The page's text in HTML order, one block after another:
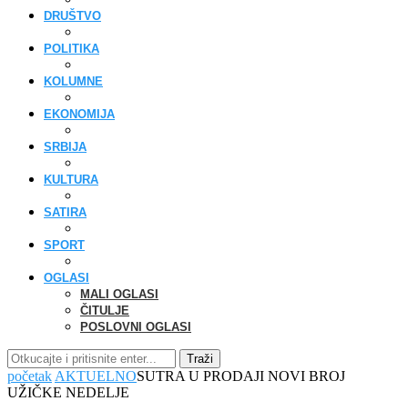
DRUŠTVO
POLITIKA
KOLUMNE
EKONOMIJA
SRBIJA
KULTURA
SATIRA
SPORT
OGLASI
MALI OGLASI
ČITULJE
POSLOVNI OGLASI
Traži
početak AKTUELNOSUTRA U PRODAJI NOVI BROJ
UŽIČKE NEDELJE